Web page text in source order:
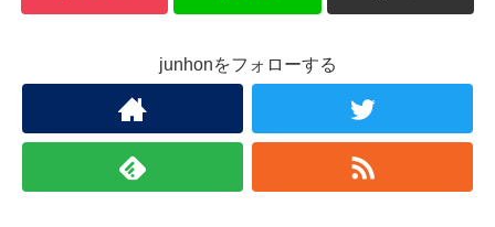
junhonをフォローする